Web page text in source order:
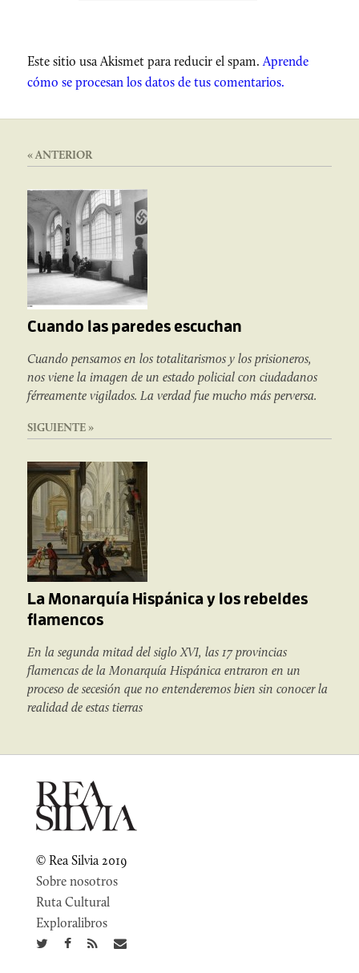
Este sitio usa Akismet para reducir el spam. Aprende
cómo se procesan los datos de tus comentarios.
« ANTERIOR
Cuando las paredes escuchan
Cuando pensamos en los totalitarismos y los prisioneros,
nos viene la imagen de un estado policial con ciudadanos
férreamente vigilados. La verdad fue mucho más perversa.
SIGUIENTE »
La Monarquía Hispánica y los rebeldes
flamencos
En la segunda mitad del siglo XVI, las 17 provincias
flamencas de la Monarquía Hispánica entraron en un
proceso de secesión que no entenderemos bien sin conocer la
realidad de estas tierras
© Rea Silvia 2019
Sobre nosotros
Ruta Cultural
Exploralibros